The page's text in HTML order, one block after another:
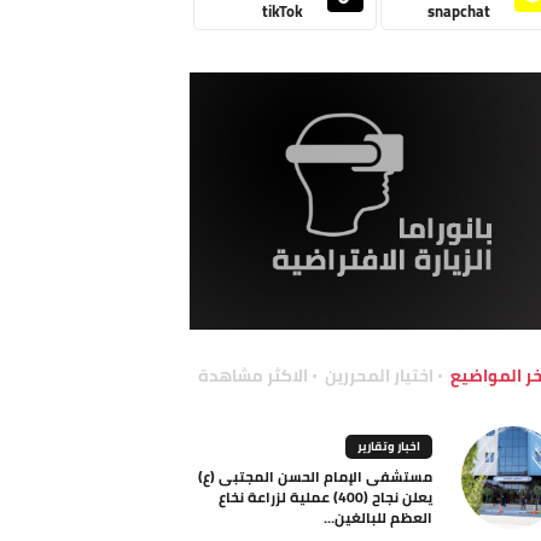
snapchat
tikTok
المواضيع اختيار المحررين الاكثر مشاهدة
اخبار وتقارير
مستشفى الإمام الحسن المجتبى (ع)
يعلن نجاح (400) عملية لزراعة نخاع
العظم للبالغين...